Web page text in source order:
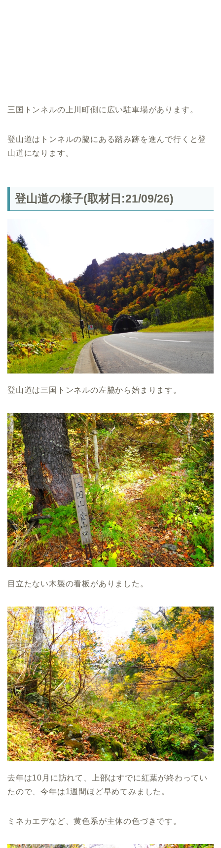
三国トンネルの上川町側に広い駐車場があります。
登山道はトンネルの脇にある踏み跡を進んで行くと登
山道になります。
登山道の様子(取材日:21/09/26)
登山道は三国トンネルの左脇から始まります。
目立たない木製の看板がありました。
去年は10月に訪れて、上部はすでに紅葉が終わってい
たので、今年は1週間ほど早めてみました。
ミネカエデなど、黄色系が主体の色づきです。